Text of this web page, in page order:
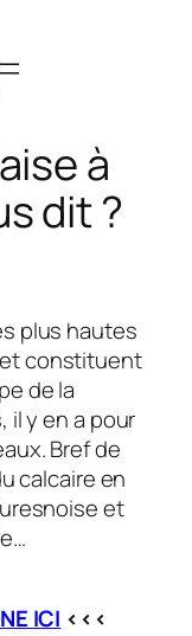
à
dit ?
plus hautes
et constituent
de la
il y en a pour
Bref de
calcaire en
et
ICI <<<